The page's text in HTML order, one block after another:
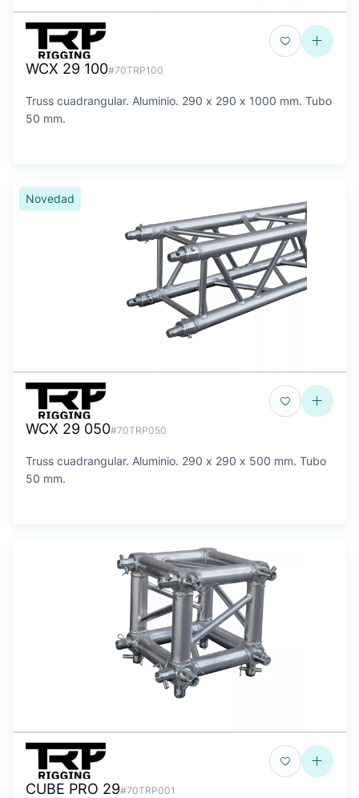
WCX 29 100#70TRP100
Truss cuadrangular. Aluminio. 290 x 290 x 1000 mm. Tubo
50 mm.
Novedad
WCX 29 050#70TRP050
Truss cuadrangular. Aluminio. 290 x 290 x 500 mm. Tubo
50 mm.
CUBE PRO 29#70TRP001